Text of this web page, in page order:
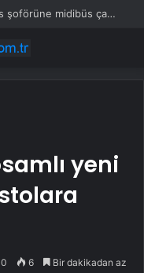
Emniyet şeridinde feci ölüm: Servis şoförüne midibüs çarptı
yeni
0 6 Bir dakikadan az